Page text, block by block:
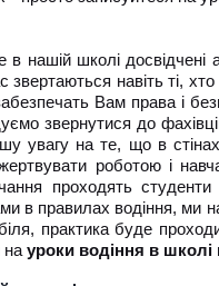
нашій школі досвідчені
звертаються навіть ті,
Вам права і
звернутися до
увагу на те, що в
роботою і
проходять
в правилах водіння,
практика буде
на уроки водіння в школі